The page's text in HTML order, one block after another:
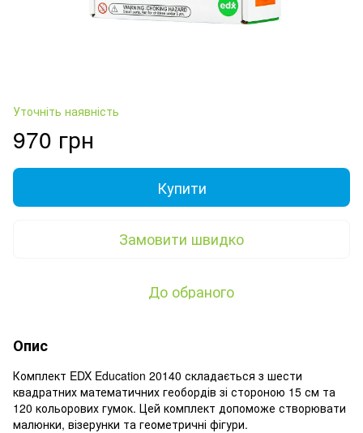
Уточніть наявність
970 грн
Купити
Замовити швидко
До обраного
Опис
Комплект EDX Education 20140 складається з шести
квадратних математичних геобордів зі стороною 15 см та
120 кольорових гумок. Цей комплект допоможе створювати
малюнки, візерунки та геометричні фігури.